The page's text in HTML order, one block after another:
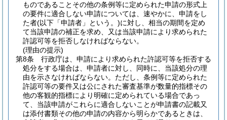
ものであることその他の条例等に定められた申請の形式上
の要件に適合しない申請については、速やかに、申請をし
た者(以下「申請者」という。)に対し、相当の期間を定め
て当該申請の補正を求め、又は当該申請により求められた
許認可等を拒否しなければならない。
(理由の提示)
第8条
行政庁は、申請により求められた許認可等を拒否する
処分をする場合は、申請者に対し、同時に、当該処分の理
由を示さなければならない。 ただし、条例等に定められた
許認可等の要件又は公にされた審査基準が数量的指標その
他の客観的指標により明確に定められている場合であっ
て、当該申請がこれらに適合しないことが申請書の記載又
は添付書類その他の申請の内容から明らかであるときは、